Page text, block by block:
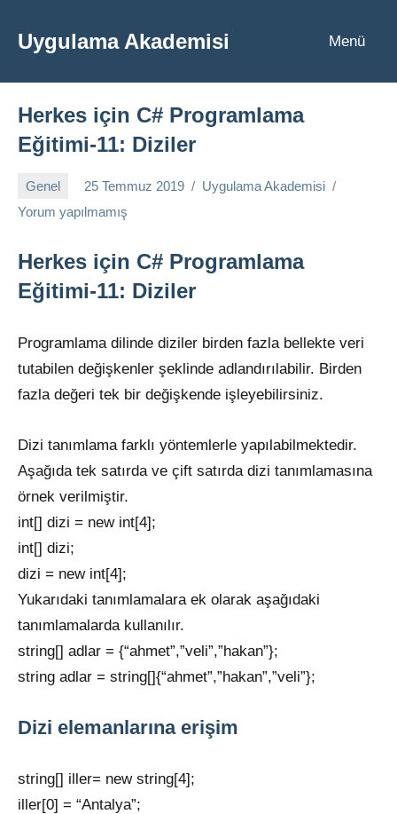
geçUygulama Akademisi Menü
Herkes için C# Programlama
Eğitimi-11: Diziler
Genel 25 Temmuz 2019
Uygulama Akademisi
Yorum yapılmamış
Herkes için C# Programlama
Eğitimi-11: Diziler
Programlama dilinde diziler birden fazla bellekte veri
tutabilen değişkenler şeklinde adlandırılabilir. Birden
fazla değeri tek bir değişkende işleyebilirsiniz.
Dizi tanımlama farklı yöntemlerle yapılabilmektedir.
Aşağıda tek satırda ve çift satırda dizi tanımlamasına
örnek verilmiştir.
int[] dizi = new int[4];
int[] dizi;
dizi = new int[4];
Yukarıdaki tanımlamalara ek olarak aşağıdaki
tanımlamalarda kullanılır.
string[] adlar = {“ahmet”,”veli”,”hakan”};
string adlar = string[]{“ahmet”,”hakan”,”veli”};
Dizi elemanlarına erişim
string[] iller= new string[4];
iller[0] = “Antalya”;